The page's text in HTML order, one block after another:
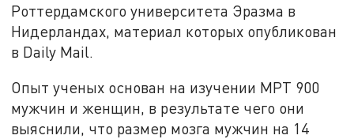
Роттердамского университета Эразма в
Нидерландах, материал которых опубликован
в Daily Mail.
Опыт ученых основан на изучении МРТ 900
мужчин и женщин, в результате чего они
выяснили, что размер мозга мужчин на 14